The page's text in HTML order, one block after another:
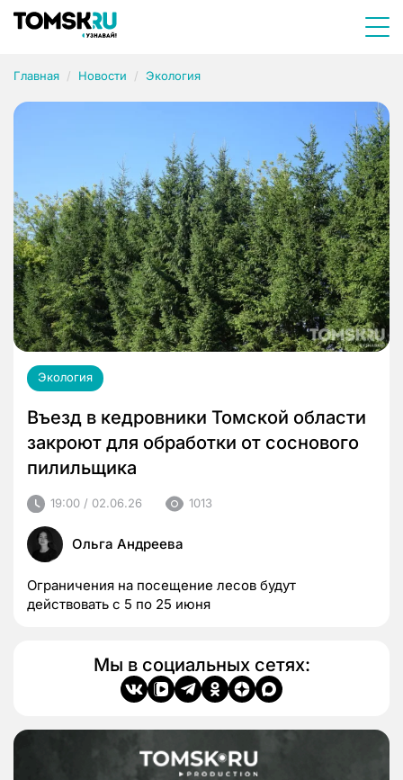
Главная Новости Экология
Экология
Въезд в кедровники Томской области
закроют для обработки от соснового
пилильщика
19:00 / 02.06.26 1013
Ольга Андреева
Ограничения на посещение лесов будут
действовать с 5 по 25 июня
Мы в социальных сетях: